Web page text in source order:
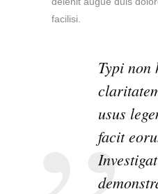
facilisi.
Typi non
usus
facit